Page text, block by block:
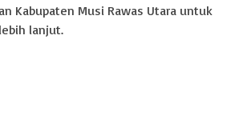
Kabupaten Musi Rawas Utara untuk
lanjut.